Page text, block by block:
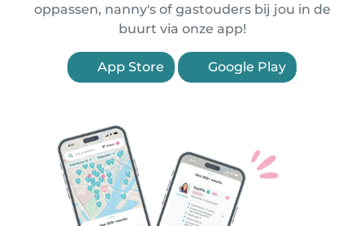
oppassen, nanny's of gastouders bij jou in de
buurt via onze app!
App Store Google Play